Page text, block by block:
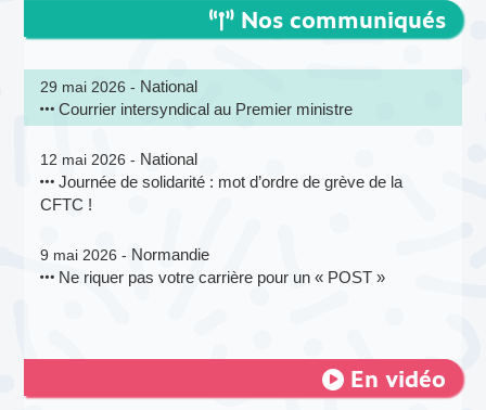
Nos communiqués
29 mai 2026 - National
Courrier intersyndical au Premier ministre
12 mai 2026 - National
Journée de solidarité : mot d’ordre de grève de la
CFTC !
9 mai 2026 - Normandie
Ne riquer pas votre carrière pour un « POST »
En vidéo